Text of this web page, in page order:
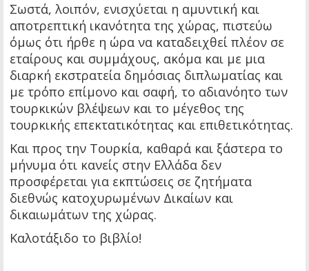
Σωστά, λοιπόν, ενισχύεται η αμυντική και
αποτρεπτική ικανότητα της χώρας, πιστεύω
όμως ότι ήρθε η ώρα να καταδειχθεί πλέον σε
εταίρους και συμμάχους, ακόμα και με μια
διαρκή εκστρατεία δημόσιας διπλωματίας και
με τρόπο επίμονο και σαφή, το αδιανόητο των
τουρκικών βλέψεων και το μέγεθος της
τουρκικής επεκτατικότητας και επιθετικότητας.
Και προς την Τουρκία, καθαρά και ξάστερα το
μήνυμα ότι κανείς στην Ελλάδα δεν
προσφέρεται για εκπτώσεις σε ζητήματα
διεθνώς κατοχυρωμένων Δικαίων και
δικαιωμάτων της χώρας.
Καλοτάξιδο το βιβλίο!